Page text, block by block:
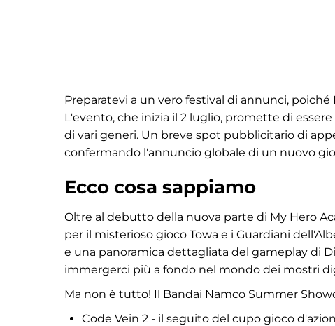
Preparatevi a un vero festival di annunci,
L'evento, che inizia il 2 luglio, promette di
di vari generi. Un breve spot pubblicitario di
confermando l'annuncio globale di un nuovo
Ecco cosa sappiamo
Oltre al debutto della nuova parte di My Hero
per il misterioso gioco Towa e i Guardiani
e una panoramica dettagliata del gameplay di
immergerci più a fondo nel mondo dei mostri
Ma non è tutto! Il Bandai Namco Summer
Code Vein 2 - il seguito del cupo gioco